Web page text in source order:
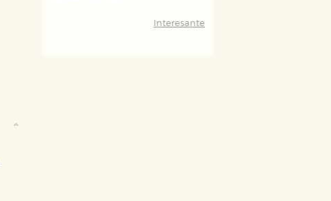
Interesante